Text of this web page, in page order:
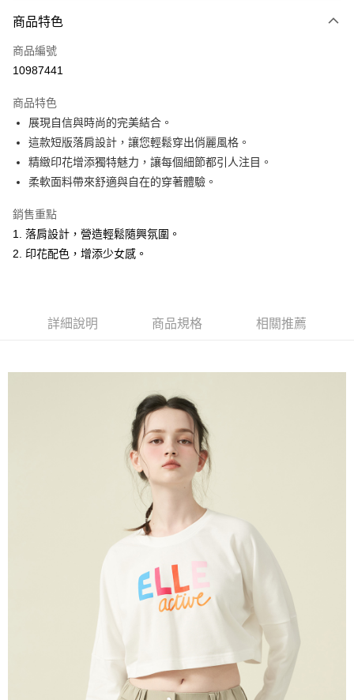
信用卡一次付款
超商取貨付款
Apple Pay
悠遊付
ATM付款
運送方式
全家取貨付款
每筆NT$60，滿NT$1,500(含以上)免運費
每筆NT$60，滿NT$1,500(含以上)免運費
每筆NT$60，滿NT$1,500(含以上)免運費
每筆NT$60，滿NT$1,500(含以上)免運費
每筆NT$90，滿NT$1,500(含以上)免運費
每筆NT$225，滿NT$1,500(含以上)免運費
商品特色
商品編號
10987441
商品特色
展現自信與時尚的完美結合。
這款短版落肩設計，讓您輕鬆穿出俏麗風格。
精緻印花增添獨特魅力，讓每個細節都引人注目。
柔軟面料帶來舒適與自在的穿著體驗。
銷售重點
1. 落肩設計，營造輕鬆隨興氛圍。
2. 印花配色，增添少女感。
詳細說明 商品規格 相關推薦